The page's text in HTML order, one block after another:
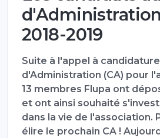
2018-2019
Suite à l'appel à
d'Administration (CA) pour
13 membres Flupa ont
et ont ainsi souhaité
dans la vie de l'association.
élire le prochain CA !